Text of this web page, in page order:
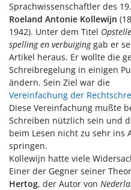
Sprachwissenschaftler des
Roeland Antonie Kollewijn
1942). Unter dem Titel
spelling en verbuiginggab er
Artikel heraus. Er wollte die
Schreibregelung in einigen
ändern. Sein Ziel war die
Vereinfachung der
Diese Vereinfachung mußte
Schreiben nützlich sein und
beim Lesen nicht zu sehr ins
springen.
Kollewijn hatte viele
Einer der Gegner seiner
Hertog, der Autor von